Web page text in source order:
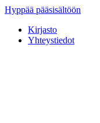
Hyppää pääsisältöön
Kirjasto
Yhteystiedot